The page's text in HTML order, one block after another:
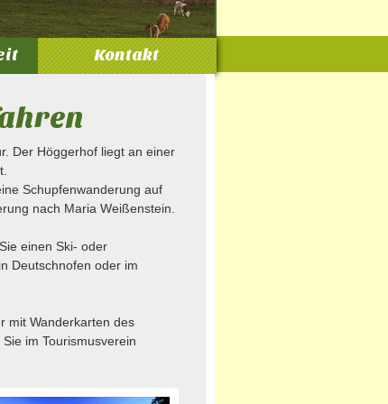
Kontakt
Der Höggerhof liegt an einer
Schupfenwanderung auf
nach Maria Weißenstein.
einen Ski- oder
Deutschnofen oder im
mit Wanderkarten des
im Tourismusverein